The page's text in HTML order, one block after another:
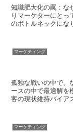
知識肥大化の罠：な
りマーケターにとっ
のボトルネックにな
マーケティング
孤独な戦いの中で、
ースの中で最適解を
客の現状維持バイア
マーケティング